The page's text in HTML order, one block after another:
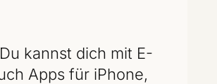
kannst dich mit E-
Apps für iPhone,